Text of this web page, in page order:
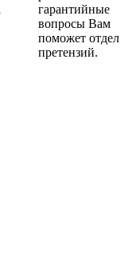
гарантийные
вопросы Вам
поможет отдел
претензий.